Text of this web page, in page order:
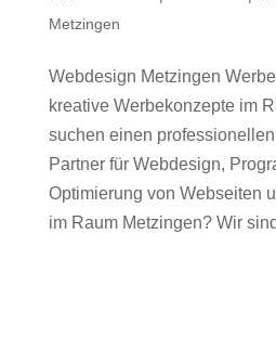
Metzingen
Webdesign Metzingen
kreative Werbekonzepte im
suchen einen
Partner für Webdesign,
Optimierung von Webseiten
im Raum Metzingen? Wir